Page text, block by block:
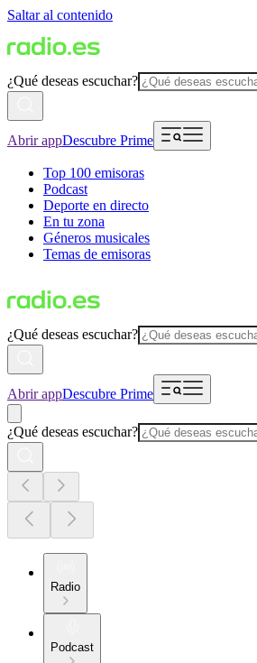
Saltar al contenido
¿Qué deseas escuchar?
Abrir appDescubre Prime
Top 100 emisoras
Podcast
Deporte en directo
En tu zona
Géneros musicales
Temas de emisoras
¿Qué deseas escuchar?
Abrir appDescubre Prime
¿Qué deseas escuchar?
Radio
Podcast